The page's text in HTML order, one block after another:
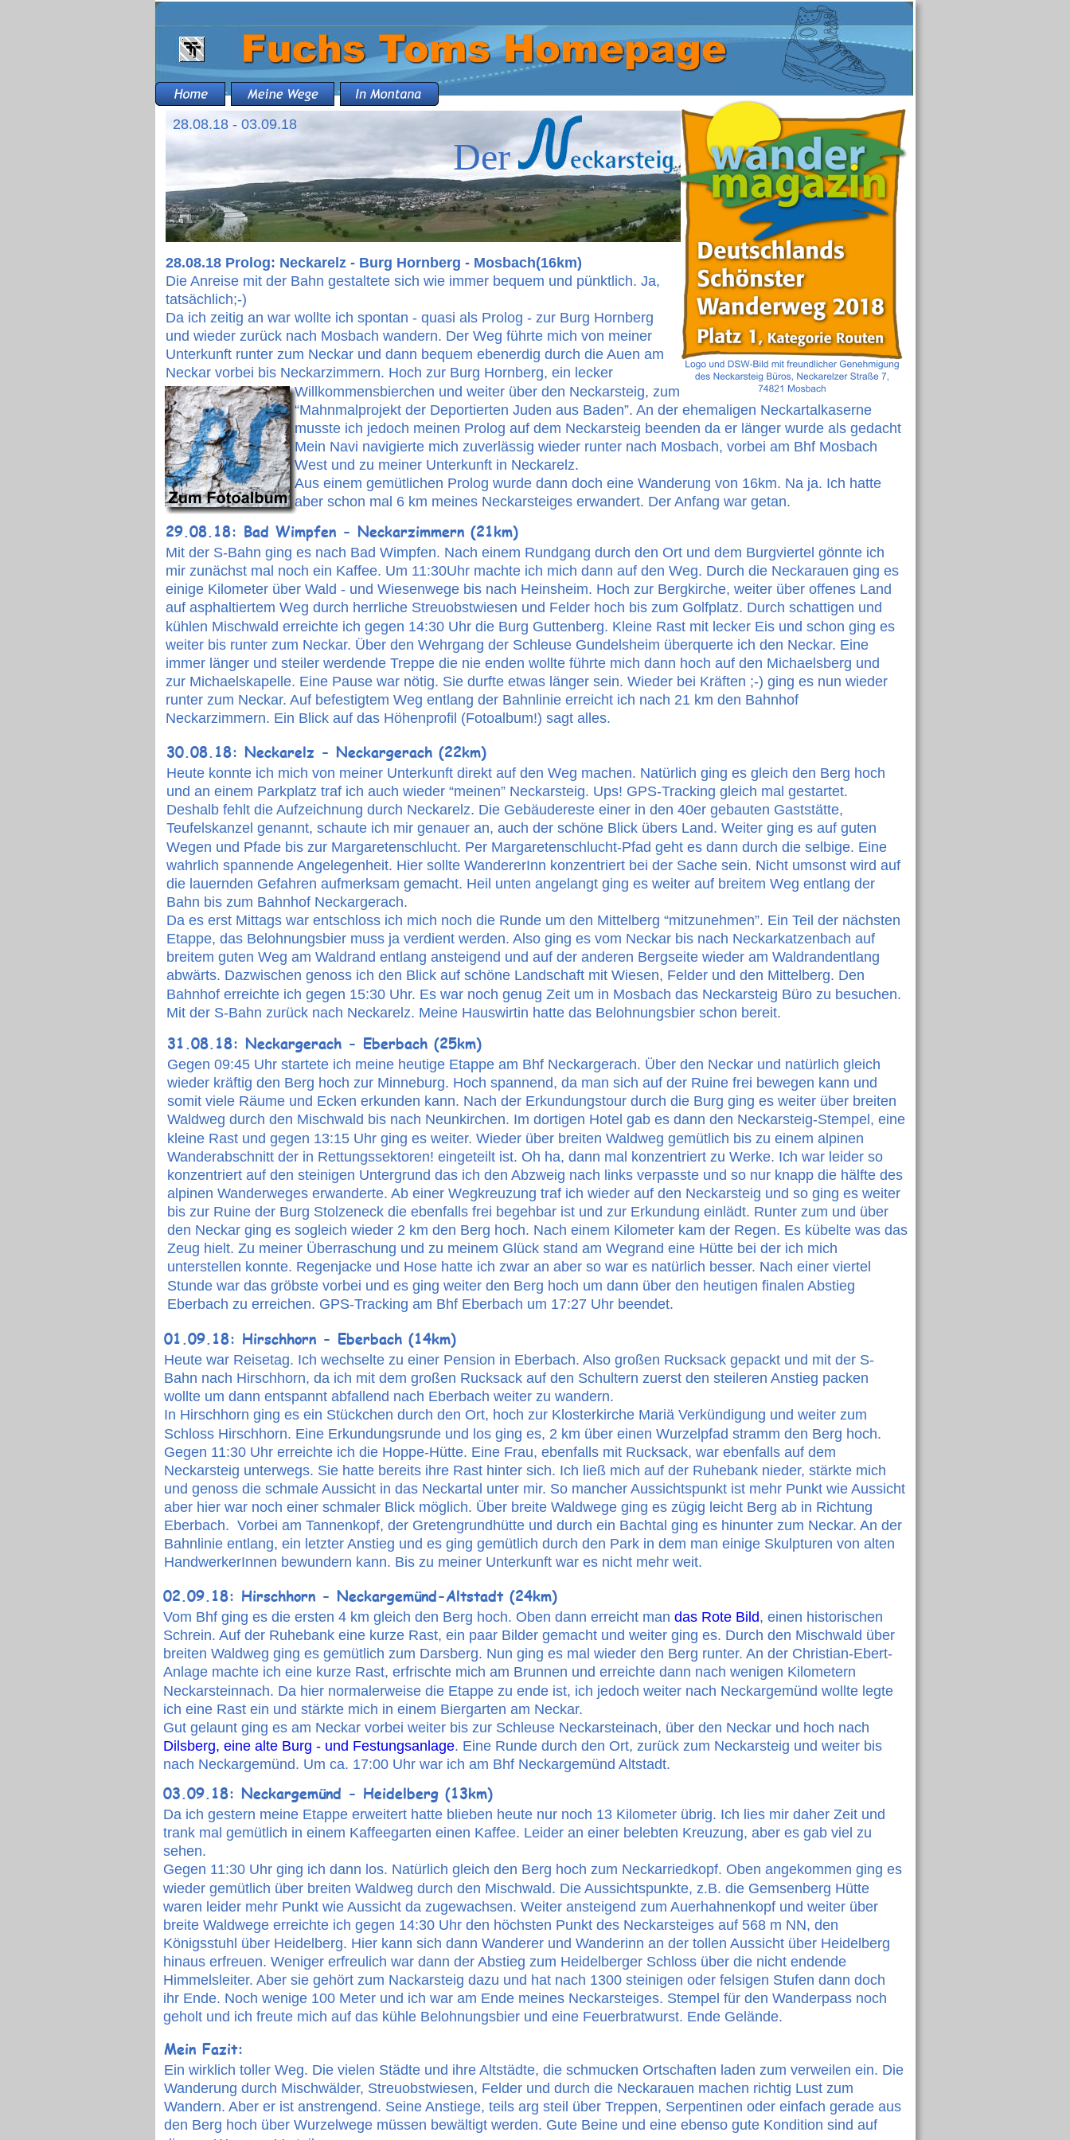
03.09.18: Neckargemünd - Heidelberg (13km)
Da ich gestern meine Etappe erweitert hatte blieben heute nur noch 13 Kilometer übrig. Ich lies mir daher Zeit und
trank mal gemütlich in einem Kaffeegarten einen Kaffee. Leider an einer belebten Kreuzung, aber es gab viel zu
sehen.
Gegen 11:30 Uhr ging ich dann los. Natürlich gleich den Berg hoch zum Neckarriedkopf. Oben angekommen ging es
wieder gemütlich über breiten Waldweg durch den Mischwald. Die Aussichtspunkte, z.B. die Gemsenberg Hütte
waren leider mehr Punkt wie Aussicht da zugewachsen. Weiter ansteigend zum Auerhahnenkopf und weiter über
breite Waldwege erreichte ich gegen 14:30 Uhr den höchsten Punkt des Neckarsteiges auf 568 m NN, den
Königsstuhl über Heidelberg. Hier kann sich dann Wanderer und Wanderinn an der tollen Aussicht über Heidelberg
hinaus erfreuen. Weniger erfreulich war dann der Abstieg zum Heidelberger Schloss über die nicht endende
Himmelsleiter. Aber sie gehört zum Nackarsteig dazu und hat nach 1300 steinigen oder felsigen Stufen dann doch
ihr Ende. Noch wenige 100 Meter und ich war am Ende meines Neckarsteiges. Stempel für den Wanderpass noch
geholt und ich freute mich auf das kühle Belohnungsbier und eine Feuerbratwurst. Ende Gelände.
28.08.18 Prolog: Neckarelz - Burg Hornberg - Mosbach(16km)
Die Anreise mit der Bahn gestaltete sich wie immer bequem und pünktlich. Ja,
tatsächlich;-)
Da ich zeitig an war wollte ich spontan - quasi als Prolog - zur Burg Hornberg
und wieder zurück nach Mosbach wandern. Der Weg führte mich von meiner
Unterkunft runter zum Neckar und dann bequem ebenerdig durch die Auen am
Neckar vorbei bis Neckarzimmern. Hoch zur Burg Hornberg, ein lecker
Willkommensbierchen und weiter über den Neckarsteig, zum
“Mahnmalprojekt der Deportierten Juden aus Baden”. An der ehemaligen Neckartalkaserne
musste ich jedoch meinen Prolog auf dem Neckarsteig beenden da er länger wurde als gedacht
Mein Navi navigierte mich zuverlässig wieder runter nach Mosbach, vorbei am Bhf Mosbach
West und zu meiner Unterkunft in Neckarelz.
Aus einem gemütlichen Prolog wurde dann doch eine Wanderung von 16km. Na ja. Ich hatte
aber schon mal 6 km meines Neckarsteiges erwandert. Der Anfang war getan.
Der
29.08.18: Bad Wimpfen - Neckarzimmern (21km)
Mit der S-Bahn ging es nach Bad Wimpfen. Nach einem Rundgang durch den Ort und dem Burgviertel gönnte ich
mir zunächst mal noch ein Kaffee. Um 11:30Uhr machte ich mich dann auf den Weg. Durch die Neckarauen ging es
einige Kilometer über Wald - und Wiesenwege bis nach Heinsheim. Hoch zur Bergkirche, weiter über offenes Land
auf asphaltiertem Weg durch herrliche Streuobstwiesen und Felder hoch bis zum Golfplatz. Durch schattigen und
kühlen Mischwald erreichte ich gegen 14:30 Uhr die Burg Guttenberg. Kleine Rast mit lecker Eis und schon ging es
weiter bis runter zum Neckar. Über den Wehrgang der Schleuse Gundelsheim überquerte ich den Neckar. Eine
immer länger und steiler werdende Treppe die nie enden wollte führte mich dann hoch auf den Michaelsberg und
zur Michaelskapelle. Eine Pause war nötig. Sie durfte etwas länger sein. Wieder bei Kräften ;-) ging es nun wieder
runter zum Neckar. Auf befestigtem Weg entlang der Bahnlinie erreicht ich nach 21 km den Bahnhof
Neckarzimmern. Ein Blick auf das Höhenprofil (Fotoalbum!) sagt alles.
30.08.18: Neckarelz - Neckargerach (22km)
Heute konnte ich mich von meiner Unterkunft direkt auf den Weg machen. Natürlich ging es gleich den Berg hoch
und an einem Parkplatz traf ich auch wieder “meinen” Neckarsteig. Ups! GPS-Tracking gleich mal gestartet.
Deshalb fehlt die Aufzeichnung durch Neckarelz. Die Gebäudereste einer in den 40er gebauten Gaststätte,
Teufelskanzel genannt, schaute ich mir genauer an, auch der schöne Blick übers Land. Weiter ging es auf guten
Wegen und Pfade bis zur Margaretenschlucht. Per Margaretenschlucht-Pfad geht es dann durch die selbige. Eine
wahrlich spannende Angelegenheit. Hier sollte WandererInn konzentriert bei der Sache sein. Nicht umsonst wird auf
die lauernden Gefahren aufmerksam gemacht. Heil unten angelangt ging es weiter auf breitem Weg entlang der
Bahn bis zum Bahnhof Neckargerach.
Da es erst Mittags war entschloss ich mich noch die Runde um den Mittelberg “mitzunehmen”. Ein Teil der nächsten
Etappe, das Belohnungsbier muss ja verdient werden. Also ging es vom Neckar bis nach Neckarkatzenbach auf
breitem guten Weg am Waldrand entlang ansteigend und auf der anderen Bergseite wieder am Waldrandentlang
abwärts. Dazwischen genoss ich den Blick auf schöne Landschaft mit Wiesen, Felder und den Mittelberg. Den
Bahnhof erreichte ich gegen 15:30 Uhr. Es war noch genug Zeit um in Mosbach das Neckarsteig Büro zu besuchen.
Mit der S-Bahn zurück nach Neckarelz. Meine Hauswirtin hatte das Belohnungsbier schon bereit.
31.08.18: Neckargerach - Eberbach (25km)
Gegen 09:45 Uhr startete ich meine heutige Etappe am Bhf Neckargerach. Über den Neckar und natürlich gleich
wieder kräftig den Berg hoch zur Minneburg. Hoch spannend, da man sich auf der Ruine frei bewegen kann und
somit viele Räume und Ecken erkunden kann. Nach der Erkundungstour durch die Burg ging es weiter über breiten
Waldweg durch den Mischwald bis nach Neunkirchen. Im dortigen Hotel gab es dann den Neckarsteig-Stempel, eine
kleine Rast und gegen 13:15 Uhr ging es weiter. Wieder über breiten Waldweg gemütlich bis zu einem alpinen
Wanderabschnitt der in Rettungssektoren! eingeteilt ist. Oh ha, dann mal konzentriert zu Werke. Ich war leider so
konzentriert auf den steinigen Untergrund das ich den Abzweig nach links verpasste und so nur knapp die hälfte des
alpinen Wanderweges erwanderte. Ab einer Wegkreuzung traf ich wieder auf den Neckarsteig und so ging es weiter
bis zur Ruine der Burg Stolzeneck die ebenfalls frei begehbar ist und zur Erkundung einlädt. Runter zum und über
den Neckar ging es sogleich wieder 2 km den Berg hoch. Nach einem Kilometer kam der Regen. Es kübelte was das
Zeug hielt. Zu meiner Überraschung und zu meinem Glück stand am Wegrand eine Hütte bei der ich mich
unterstellen konnte. Regenjacke und Hose hatte ich zwar an aber so war es natürlich besser. Nach einer viertel
Stunde war das gröbste vorbei und es ging weiter den Berg hoch um dann über den heutigen finalen Abstieg
Eberbach zu erreichen. GPS-Tracking am Bhf Eberbach um 17:27 Uhr beendet.
01.09.18: Hirschhorn - Eberbach (14km)
Heute war Reisetag. Ich wechselte zu einer Pension in Eberbach. Also großen Rucksack gepackt und mit der S-
Bahn nach Hirschhorn, da ich mit dem großen Rucksack auf den Schultern zuerst den steileren Anstieg packen
wollte um dann entspannt abfallend nach Eberbach weiter zu wandern.
In Hirschhorn ging es ein Stückchen durch den Ort, hoch zur Klosterkirche Mariä Verkündigung und weiter zum
Schloss Hirschhorn. Eine Erkundungsrunde und los ging es, 2 km über einen Wurzelpfad stramm den Berg hoch.
Gegen 11:30 Uhr erreichte ich die Hoppe-Hütte. Eine Frau, ebenfalls mit Rucksack, war ebenfalls auf dem
Neckarsteig unterwegs. Sie hatte bereits ihre Rast hinter sich. Ich ließ mich auf der Ruhebank nieder, stärkte mich
und genoss die schmale Aussicht in das Neckartal unter mir. So mancher Aussichtspunkt ist mehr Punkt wie Aussicht
aber hier war noch einer schmaler Blick möglich. Über breite Waldwege ging es zügig leicht Berg ab in Richtung
Eberbach.  Vorbei am Tannenkopf, der Gretengrundhütte und durch ein Bachtal ging es hinunter zum Neckar. An der
Bahnlinie entlang, ein letzter Anstieg und es ging gemütlich durch den Park in dem man einige Skulpturen von alten
HandwerkerInnen bewundern kann. Bis zu meiner Unterkunft war es nicht mehr weit.
02.09.18: Hirschhorn - Neckargemünd-Altstadt (24km)
Vom Bhf ging es die ersten 4 km gleich den Berg hoch. Oben dann erreicht man das Rote Bild, einen historischen
Schrein. Auf der Ruhebank eine kurze Rast, ein paar Bilder gemacht und weiter ging es. Durch den Mischwald über
breiten Waldweg ging es gemütlich zum Darsberg. Nun ging es mal wieder den Berg runter. An der Christian-Ebert-
Anlage machte ich eine kurze Rast, erfrischte mich am Brunnen und erreichte dann nach wenigen Kilometern
Neckarsteinnach. Da hier normalerweise die Etappe zu ende ist, ich jedoch weiter nach Neckargemünd wollte legte
ich eine Rast ein und stärkte mich in einem Biergarten am Neckar.
Gut gelaunt ging es am Neckar vorbei weiter bis zur Schleuse Neckarsteinach, über den Neckar und hoch nach
Dilsberg, eine alte Burg - und Festungsanlage. Eine Runde durch den Ort, zurück zum Neckarsteig und weiter bis
nach Neckargemünd. Um ca. 17:00 Uhr war ich am Bhf Neckargemünd Altstadt.
Mein Fazit:
Ein wirklich toller Weg. Die vielen Städte und ihre Altstädte, die schmucken Ortschaften laden zum verweilen ein. Die
Wanderung durch Mischwälder, Streuobstwiesen, Felder und durch die Neckarauen machen richtig Lust zum
Wandern. Aber er ist anstrengend. Seine Anstiege, teils arg steil über Treppen, Serpentinen oder einfach gerade aus
den Berg hoch über Wurzelwege müssen bewältigt werden. Gute Beine und eine ebenso gute Kondition sind auf
28.08.18 - 03.09.18